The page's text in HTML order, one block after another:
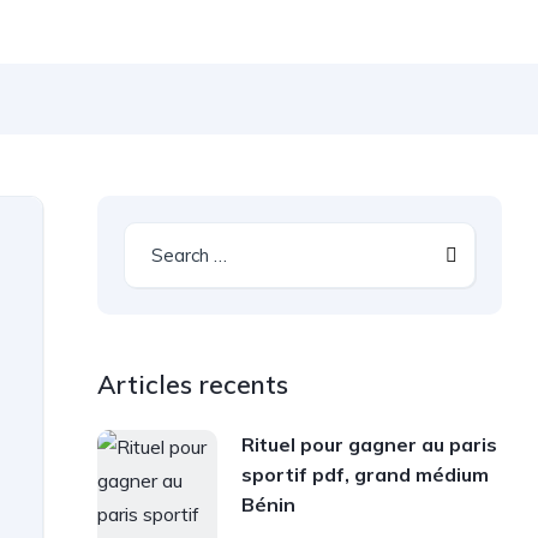
Articles recents
Rituel pour gagner au paris
sportif pdf, grand médium
Bénin